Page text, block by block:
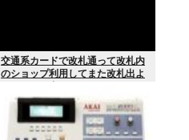
交通系カードで改札通って改札内
のショップ利用してまた改札出よ